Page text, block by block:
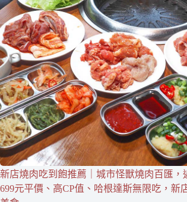
新店燒肉吃到飽推薦｜城市怪獸燒肉百匯，
699元平價、高CP值、哈根達斯無限吃，新